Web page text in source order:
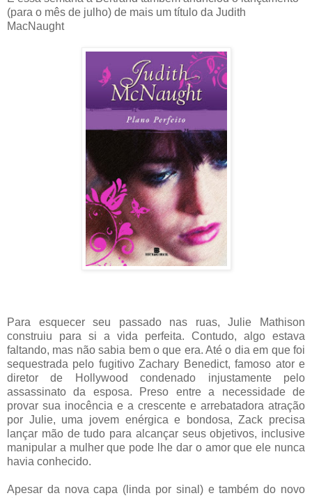
(para o mês de julho) de mais um título da Judith
MacNaught
Para esquecer seu passado nas ruas, Julie Mathison
construiu para si a vida perfeita. Contudo, algo estava
faltando, mas não sabia bem o que era. Até o dia em que foi
sequestrada pelo fugitivo Zachary Benedict, famoso ator e
diretor de Hollywood condenado injustamente pelo
assassinato da esposa. Preso entre a necessidade de
provar sua inocência e a crescente e arrebatadora atração
por Julie, uma jovem enérgica e bondosa, Zack precisa
lançar mão de tudo para alcançar seus objetivos, inclusive
manipular a mulher que pode lhe dar o amor que ele nunca
havia conhecido.
Apesar da nova capa (linda por sinal) e também do novo